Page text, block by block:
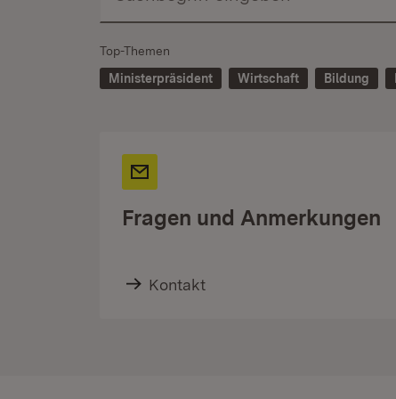
Top-Themen
Ministerpräsident
Wirtschaft Bildung
Fragen und Anmerkungen
Kontakt